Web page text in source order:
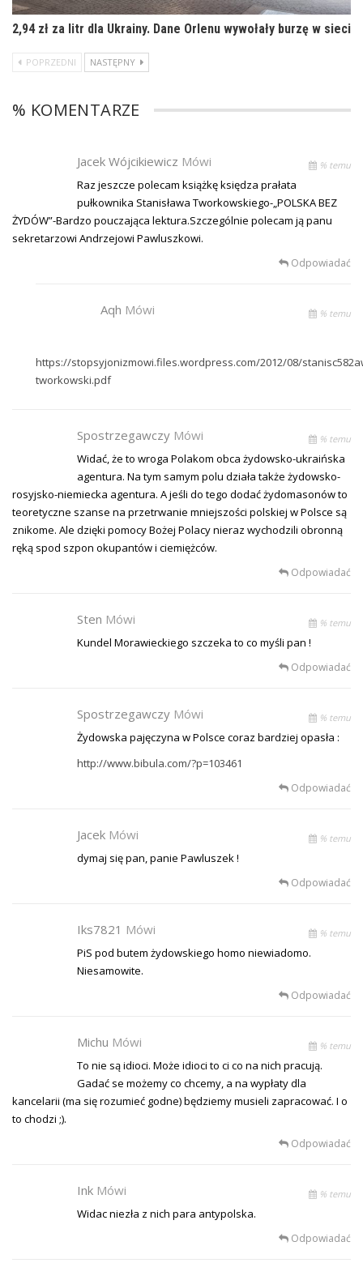
2,94 zł za litr dla Ukrainy. Dane Orlenu wywołały burzę w sieci
POPRZEDNI NASTĘPNY
% KOMENTARZE
Jacek Wójcikiewicz Mówi % temu
Raz jeszcze polecam książkę księdza prałata
pułkownika Stanisława Tworkowskiego-„POLSKA BEZ
ŻYDÓW”-Bardzo pouczająca lektura.Szczególnie polecam ją panu
sekretarzowi Andrzejowi Pawluszkowi.
Odpowiadać
Aqh Mówi % temu
https://stopsyjonizmowi.files.wordpress.com/2012/08/
tworkowski.pdf
Spostrzegawczy Mówi % temu
Widać, że to wroga Polakom obca żydowsko-ukraińska
agentura. Na tym samym polu działa także żydowsko-
rosyjsko-niemiecka agentura. A jeśli do tego dodać żydomasonów to
teoretyczne szanse na przetrwanie mniejszości polskiej w Polsce są
znikome. Ale dzięki pomocy Bożej Polacy nieraz wychodzili obronną
ręką spod szpon okupantów i ciemiężców.
Odpowiadać
Sten Mówi % temu
Kundel Morawieckiego szczeka to co myśli pan !
Odpowiadać
Spostrzegawczy Mówi % temu
Żydowska pajęczyna w Polsce coraz bardziej opasła :
http://www.bibula.com/?p=103461
Odpowiadać
Jacek Mówi % temu
dymaj się pan, panie Pawluszek !
Odpowiadać
Iks7821 Mówi % temu
PiS pod butem żydowskiego homo niewiadomo.
Niesamowite.
Odpowiadać
Michu Mówi % temu
To nie są idioci. Może idioci to ci co na nich pracują.
Gadać se możemy co chcemy, a na wypłaty dla
kancelarii (ma się rozumieć godne) będziemy musieli zapracować. I o
to chodzi ;).
Odpowiadać
Ink Mówi % temu
Widac niezła z nich para antypolska.
Odpowiadać